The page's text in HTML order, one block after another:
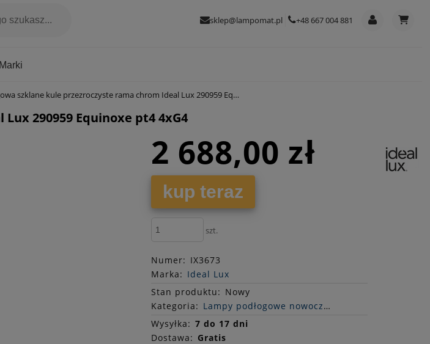
sklep@lampomat.pl +48 667 004 881
Marki
szklane kule przezroczyste rama chrom Ideal Lux 290959 Equinoxe pt4 4xG4
290959 Equinoxe pt4 4xG4
2 688,00 zł
kup teraz
szt.
Numer: IX3673
Marka: Ideal Lux
Stan produktu: Nowy
Kategoria: Lampy podłogowe nowoczesne
Wysyłka: 7 do 17 dni
Dostawa: Gratis